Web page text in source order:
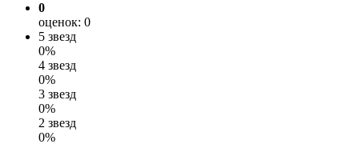
0
оценок: 0
5 звезд
0%
4 звезд
0%
3 звезд
0%
2 звезд
0%